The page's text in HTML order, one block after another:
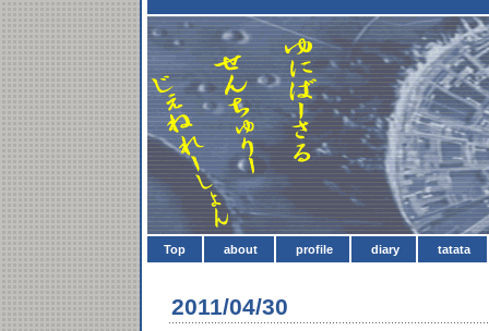
Top about profile diary tatata
2011/04/30